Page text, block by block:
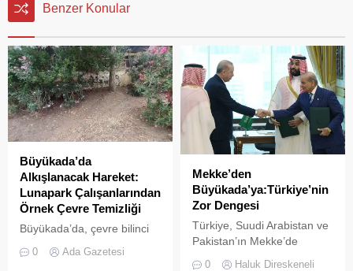
Benzer Konular
Büyükada’da
Alkışlanacak Hareket:
Lunapark Çalışanlarından
Örnek Çevre Temizliği
Büyükada’da, çevre bilinci
yüzleri güldüren bir olay
0 Ada Gazetesi
Mekke’den
Büyükada’ya:Türkiye’nin
Zor Dengesi
Türkiye, Suudi Arabistan ve
Pakistan’ın Mekke’de
0 Haluk Direskeneli